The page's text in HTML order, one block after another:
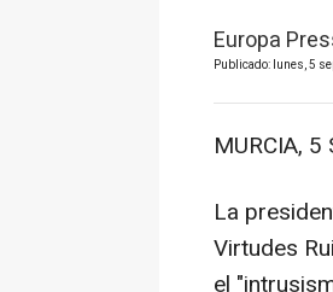
Europa
Publicado: lunes, 5
MURCIA, 5
La
Virtudes
el